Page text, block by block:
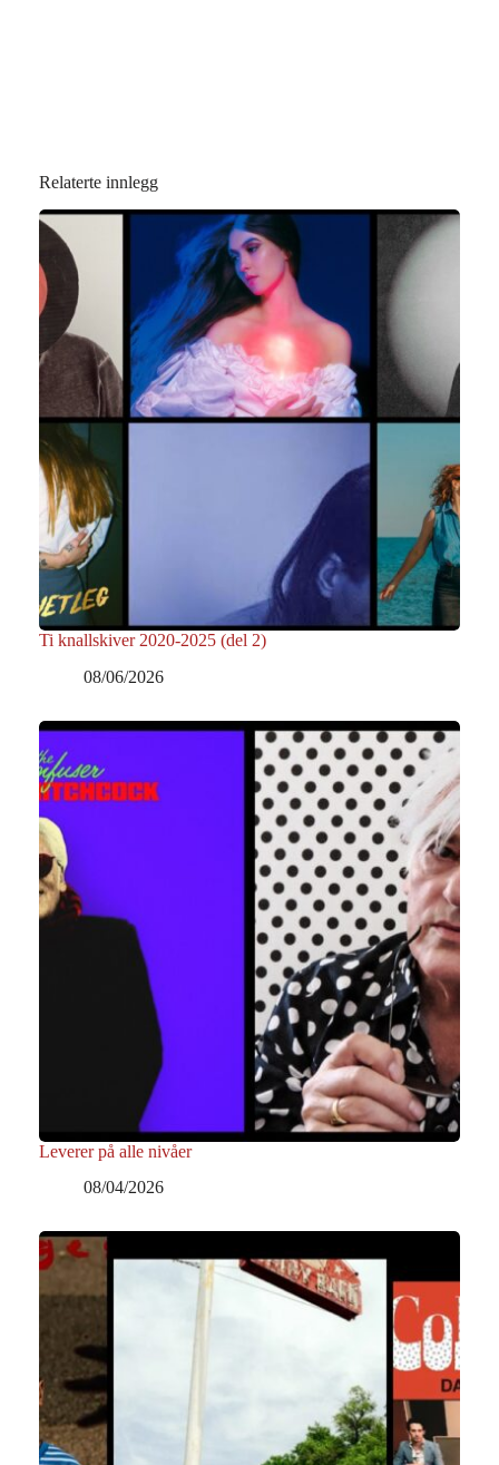
Relaterte innlegg
Ti knallskiver 2020-2025 (del 2)
08/06/2026
Leverer på alle nivåer
08/04/2026